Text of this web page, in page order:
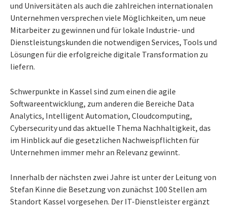
und Universitäten als auch die zahlreichen internationalen
Unternehmen versprechen viele Möglichkeiten, um neue
Mitarbeiter zu gewinnen und für lokale Industrie- und
Dienstleistungskunden die notwendigen Services, Tools und
Lösungen für die erfolgreiche digitale Transformation zu
liefern.
Schwerpunkte in Kassel sind zum einen die agile
Softwareentwicklung, zum anderen die Bereiche Data
Analytics, Intelligent Automation, Cloudcomputing,
Cybersecurity und das aktuelle Thema Nachhaltigkeit, das
im Hinblick auf die gesetzlichen Nachweispflichten für
Unternehmen immer mehr an Relevanz gewinnt.
Innerhalb der nächsten zwei Jahre ist unter der Leitung von
Stefan Kinne die Besetzung von zunächst 100 Stellen am
Standort Kassel vorgesehen. Der IT-Dienstleister ergänzt